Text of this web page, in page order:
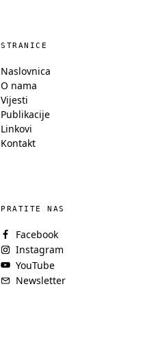
STRANICE
Naslovnica
O nama
Vijesti
Publikacije
Linkovi
Kontakt
PRATITE NAS
Facebook
Instagram
YouTube
Newsletter